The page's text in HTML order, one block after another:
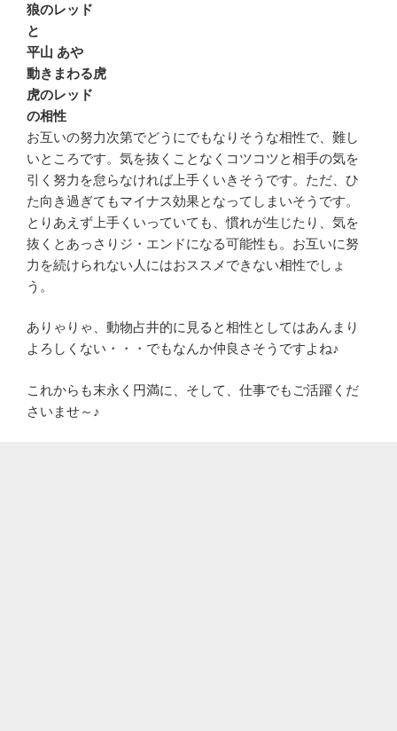
狼のレッド
と
平山 あや
動きまわる虎
虎のレッド
の相性
お互いの努力次第でどうにでもなりそうな相性で、難し
いところです。気を抜くことなくコツコツと相手の気を
引く努力を怠らなければ上手くいきそうです。ただ、ひ
た向き過ぎてもマイナス効果となってしまいそうです。
とりあえず上手くいっていても、慣れが生じたり、気を
抜くとあっさりジ・エンドになる可能性も。お互いに努
力を続けられない人にはおススメできない相性でしょ
う。
ありゃりゃ、動物占井的に見ると相性としてはあんまり
よろしくない・・・でもなんか仲良さそうですよね♪
これからも末永く円満に、そして、仕事でもご活躍くだ
さいませ～♪